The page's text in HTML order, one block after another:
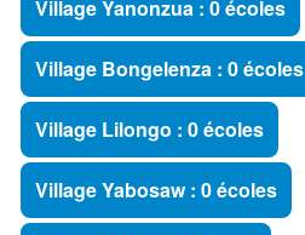
Village Yanonzua : 0 écoles
Village Bongelenza : 0 écoles
Village Lilongo : 0 écoles
Village Yabosaw : 0 écoles